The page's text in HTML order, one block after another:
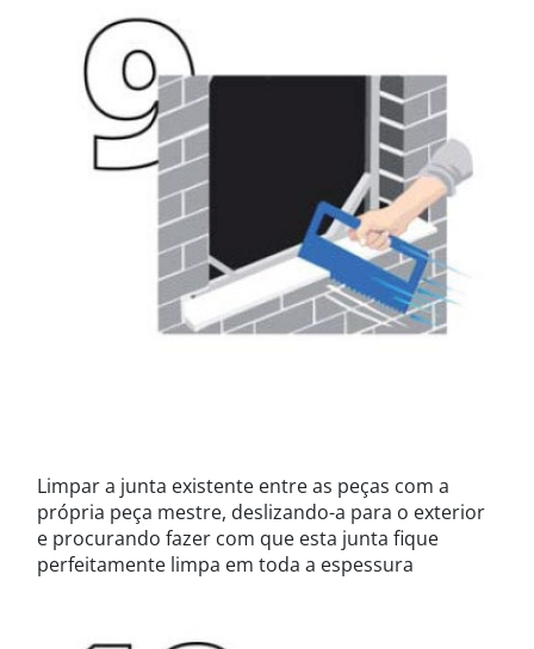
Limpar a junta existente entre as peças com a
própria peça mestre, deslizando-a para o exterior
e procurando fazer com que esta junta fique
perfeitamente limpa em toda a espessura